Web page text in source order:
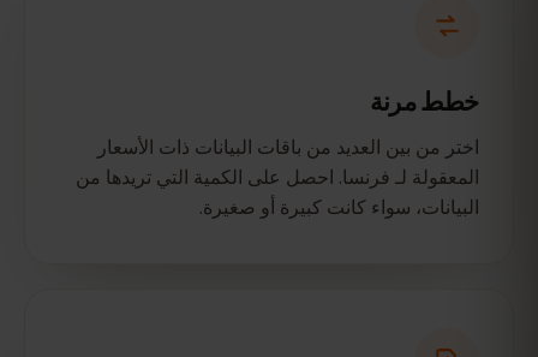
خطط مرنة
اختر من بين العديد من باقات البيانات ذات الأسعار
المعقولة لـ فرنسا. احصل على الكمية التي تريدها من
البيانات، سواء كانت كبيرة أو صغيرة.